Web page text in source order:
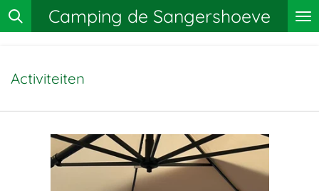
Ga
direct
de
Camping de Sangershoeve
Activiteiten